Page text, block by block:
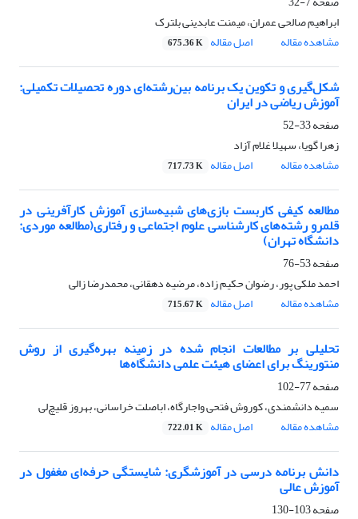
ابراهیم صالحی عمران، میمنت عابدینی بلترک
مشاهده مقاله
اصل مقاله 675.36 K
شکل‌گیری و تکوین یک برنامه بین‌رشته‌ای دوره تحصیلات تکمیلی:
آموزش ریاضی در ایران
صفحه33-52
زهرا گویا، سهیلا غلام آزاد
مشاهده مقاله
اصل مقاله 717.73 K
مطالعه کیفی کاربست بازی‌های شبیه‌سازی آموزش کارآفرینی در
قلمرو رشته‌های کارشناسی علوم اجتماعی و رفتاری(مطالعه موردی:
دانشگاه تهران)
صفحه53-76
احمد ملکی پور، رضوان حکیم زاده، مرضیه دهقانی، محمدرضا زالی
مشاهده مقاله
اصل مقاله 715.67 K
تحلیلی بر مطالعات انجام شده در زمینه بهره‌گیری از روش
منتورینگ برای اعضای هیئت علمی دانشگاه‌ها
صفحه77-102
سمیه دانشمندی، کوروش فتحی واجارگاه، اباصلت خراسانی، بهروز قلیچ‌لی
مشاهده مقاله
اصل مقاله 722.01 K
دانش برنامه درسی در آموزشگری: شایستگی حرفه‌ای مغفول در
آموزش عالی
صفحه103-130